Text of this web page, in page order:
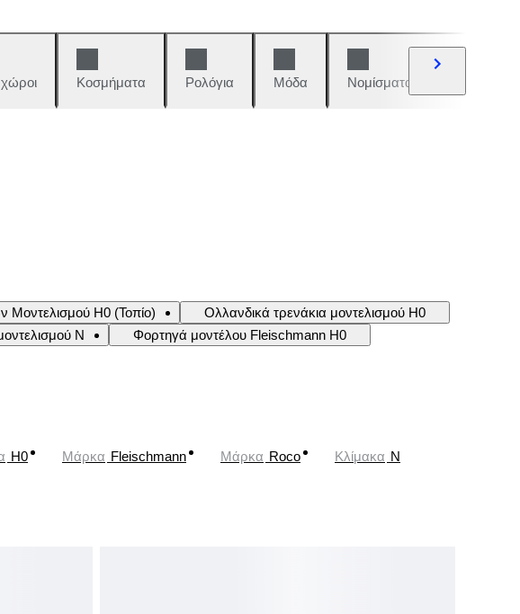
Κοσμήματα Ρολόγια Μόδα Νομίσματα και
H0 (Τοπίο)
Ολλανδικά τρενάκια μοντελισμού H0
Ν Φορτηγά μοντέλου Fleischmann H0
H0 Μάρκα Fleischmann Μάρκα Roco Κλίμακα N